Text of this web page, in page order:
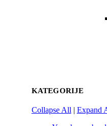
KATEGORIJE
Collapse All | Expand